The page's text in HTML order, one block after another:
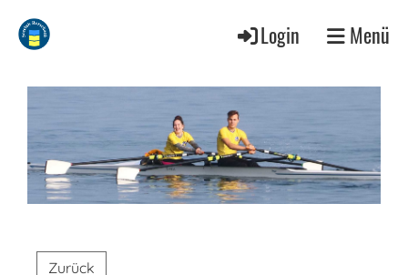
Login Menü
Zurück